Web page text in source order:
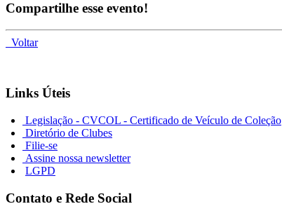
Compartilhe esse evento!
Voltar
Links Úteis
Legislação - CVCOL - Certificado de Veículo de Coleção
Diretório de Clubes
Filie-se
Assine nossa newsletter
LGPD
Contato e Rede Social